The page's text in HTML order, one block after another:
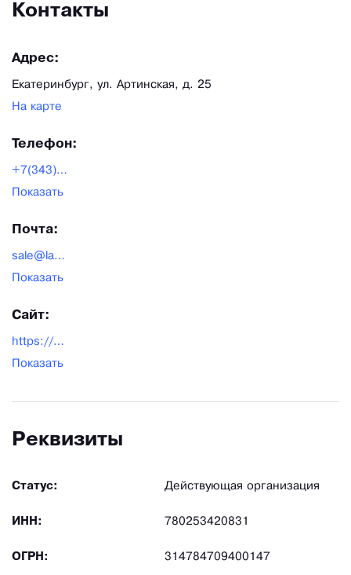
Контакты
Адрес:
Екатеринбург, ул. Артинская, д. 25
На карте
Телефон:
+7(343)236-62-26
Показать
Почта:
sale@lazalka.ru
Показать
Сайт:
https://ekb.lazalka.ru/
Показать
Реквизиты
Статус: Действующая организация
ИНН: 780253420831
ОГРН: 314784709400147